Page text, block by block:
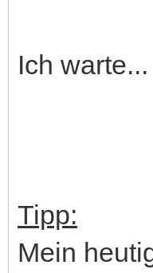
Ich warte...
Tipp:
Mein